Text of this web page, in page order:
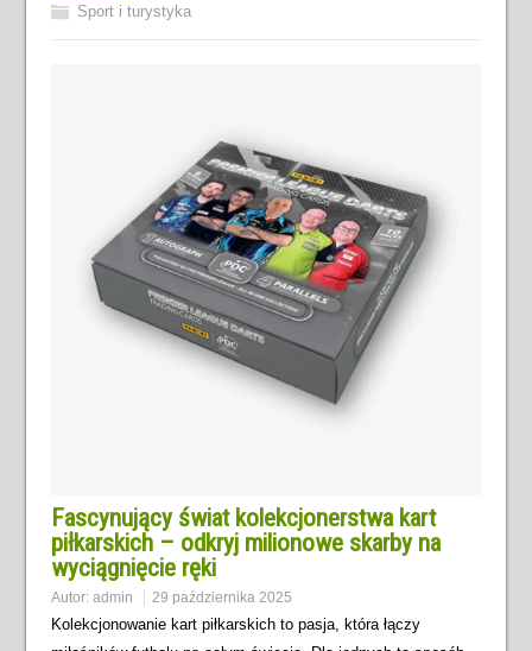
Sport i turystyka
Fascynujący świat kolekcjonerstwa kart
piłkarskich – odkryj milionowe skarby na
wyciągnięcie ręki
Autor: admin 29 października 2025
Kolekcjonowanie kart piłkarskich to pasja, która łączy